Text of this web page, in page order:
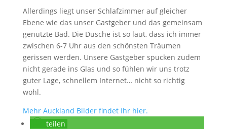
Allerdings liegt unser Schlafzimmer auf gleicher
Ebene wie das unser Gastgeber und das gemeinsam
genutzte Bad. Die Dusche ist so laut, dass ich immer
zwischen 6-7 Uhr aus den schönsten Träumen
gerissen werden. Unsere Gastgeber spucken zudem
nicht gerade ins Glas und so fühlen wir uns trotz
guter Lage, schnellem Internet… nicht so richtig
wohl.
Mehr Auckland Bilder findet Ihr hier.
teilen